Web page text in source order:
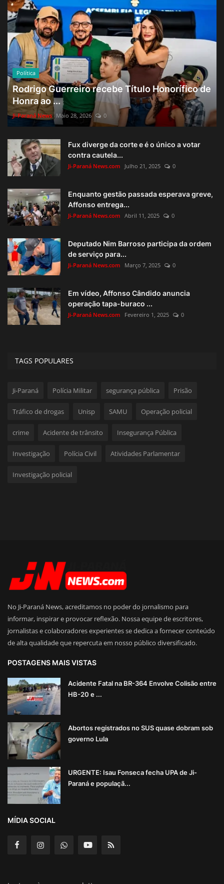
Política
Rodrigo Guerreiro recebe Título Honorífico de
Honra ao ...
Ji-Paraná News Maio 28, 2026 0
Fux diverge da corte e é o único a votar
contra cautela...
Ji-Paraná News.com Julho 21, 2025 0
Enquanto gestão passada esperava greve,
Affonso entrega...
Ji-Paraná News.com Abril 11, 2025 0
Deputado Nim Barroso participa da ordem
de serviço para...
Ji-Paraná News.com Março 7, 2025 0
Em vídeo, Affonso Cândido anuncia
operação tapa-buraco ...
Ji-Paraná News.com Fevereiro 1, 2025 0
TAGS POPULARES
Ji-Paraná Polícia Militar segurança pública Prisão
Tráfico de drogas Unisp SAMU Operação policial
crime Acidente de trânsito Insegurança Pública
Investigação Polícia Civil Atividades Parlamentar
Investigação policial
No Ji-Paraná News, acreditamos no poder do jornalismo para
informar, inspirar e provocar reflexão. Nossa equipe de escritores,
jornalistas e colaboradores experientes se dedica a fornecer conteúdo
de alta qualidade que repercuta em nosso público diversificado.
POSTAGENS MAIS VISTAS
Acidente Fatal na BR-364 Envolve Colisão entre
HB-20 e ...
Abortos registrados no SUS quase dobram sob
governo Lula
URGENTE: Isau Fonseca fecha UPA de Ji-
Paraná e populaçã...
MÍDIA SOCIAL